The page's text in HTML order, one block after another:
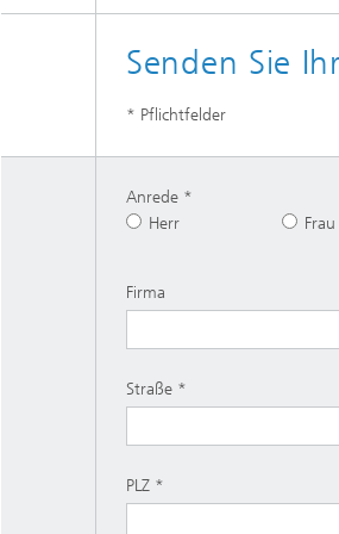
Senden Sie
* Pflichtfelder
Anrede
Herr
Frau
Firma
Straße
PLZ